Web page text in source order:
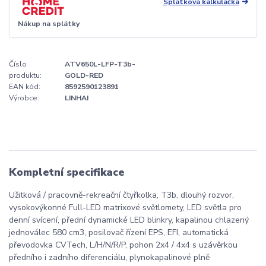
Nákup na splátky
Číslo
produktu:
ATV650L-LFP-T3b-
GOLD-RED
EAN kód:
8592590123891
Výrobce:
LINHAI
Kompletní specifikace
Užitková / pracovně-rekreační čtyřkolka, T3b, dlouhý rozvor,
vysokovýkonné Full-LED matrixové světlomety, LED světla pro
denní svícení, přední dynamické LED blinkry, kapalinou chlazený
jednoválec 580 cm3, posilovač řízení EPS, EFI, automatická
převodovka CVTech, L/H/N/R/P, pohon 2x4 / 4x4 s uzávěrkou
předního i zadního diferenciálu, plynokapalinové plně